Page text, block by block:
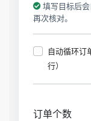
填写目标后
再次核对。
自动循环订
行）
订单个数